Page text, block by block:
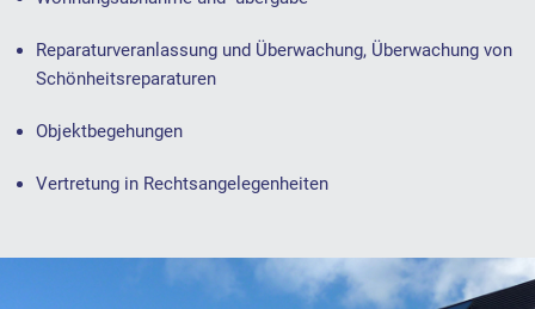
Reparaturveranlassung und Überwachung, Überwachung von
Schönheitsreparaturen
Objektbegehungen
Vertretung in Rechtsangelegenheiten